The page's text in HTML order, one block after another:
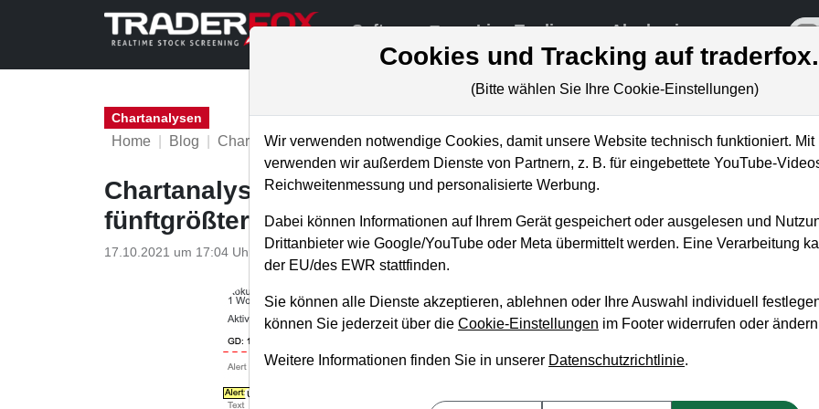
Software Live-Trading Akademie
Chartanalysen
Home Blog Chartanalysen
Chartanalyse Roku: Einstiegsgelegenheit bei Cathie
fünftgrößter Position!
17.10.2021 um 17:04 Uhr P. Uhlschmied
Cookies und Tracking auf
(Bitte wählen Sie Ihre Cookie-Einstellungen)
Wir verwenden notwendige Cookies, damit unsere Website technisch funktioniert.
verwenden wir außerdem Dienste von Partnern, z. B. für eingebettete YouTube-
Reichweitenmessung und personalisierte Werbung.
Dabei können Informationen auf Ihrem Gerät gespeichert oder ausgelesen und
Drittanbieter wie Google/YouTube oder Meta übermittelt werden. Eine Verarbeitung
der EU/des EWR stattfinden.
Sie können alle Dienste akzeptieren, ablehnen oder Ihre Auswahl individuell
können Sie jederzeit über die Cookie-Einstellungen im Footer widerrufen oder
Weitere Informationen finden Sie in unserer Datenschutzrichtlinie.